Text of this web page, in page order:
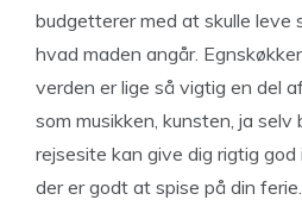
budgetterer med at skulle leve
hvad maden angår.
verden er lige så vigtig en del
som musikken, kunsten, ja selv
rejsesite kan give dig rigtig
der er godt at spise på din